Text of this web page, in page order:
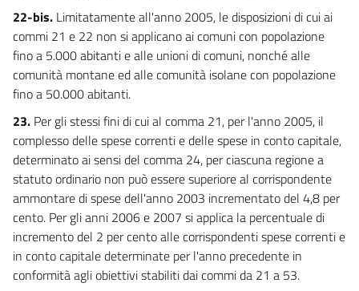
22-bis. Limitatamente all'anno 2005, le disposizioni di cui ai
commi 21 e 22 non si applicano ai comuni con popolazione
fino a 5.000 abitanti e alle unioni di comuni, nonché alle
comunità montane ed alle comunità isolane con popolazione
fino a 50.000 abitanti.
23. Per gli stessi fini di cui al comma 21, per l'anno 2005, il
complesso delle spese correnti e delle spese in conto capitale,
determinato ai sensi del comma 24, per ciascuna regione a
statuto ordinario non può essere superiore al corrispondente
ammontare di spese dell'anno 2003 incrementato del 4,8 per
cento. Per gli anni 2006 e 2007 si applica la percentuale di
incremento del 2 per cento alle corrispondenti spese correnti e
in conto capitale determinate per l'anno precedente in
conformità agli obiettivi stabiliti dai commi da 21 a 53.